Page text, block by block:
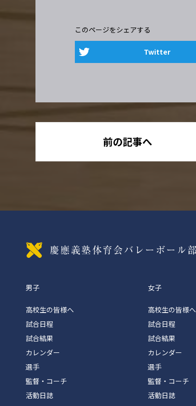
このページをシェアする
Twitter
前の記事へ
男子
高校生の皆様へ
試合日程
試合結果
カレンダー
選手
監督・コーチ
活動日誌
女子
高校生の皆様へ
試合日程
試合結果
カレンダー
選手
監督・コーチ
活動日誌